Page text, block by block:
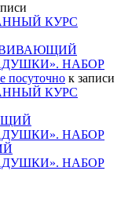
КУРС
НАБОР
посуточно к записи
КУРС
НАБОР
НАБОР